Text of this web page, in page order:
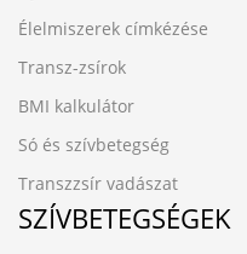
Élelmiszerek címkézése
Transz-zsírok
BMI kalkulátor
Só és szívbetegség
Transzzsír vadászat
SZÍVBETEGSÉGEK